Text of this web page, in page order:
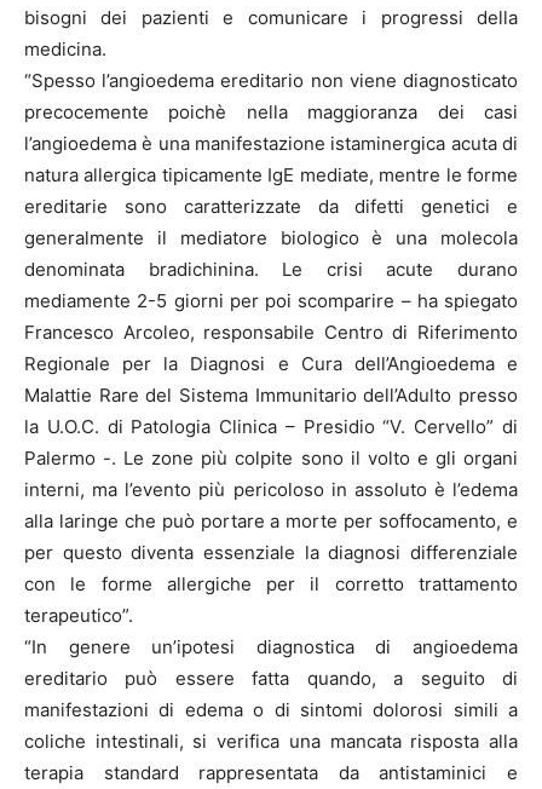
bisogni dei pazienti e comunicare i progressi della
medicina.
“Spesso l’angioedema ereditario non viene diagnosticato
precocemente poichè nella maggioranza dei casi
l’angioedema è una manifestazione istaminergica acuta di
natura allergica tipicamente IgE mediate, mentre le forme
ereditarie sono caratterizzate da difetti genetici e
generalmente il mediatore biologico è una molecola
denominata bradichinina. Le crisi acute durano
mediamente 2-5 giorni per poi scomparire – ha spiegato
Francesco Arcoleo, responsabile Centro di Riferimento
Regionale per la Diagnosi e Cura dell’Angioedema e
Malattie Rare del Sistema Immunitario dell’Adulto presso
la U.O.C. di Patologia Clinica – Presidio “V. Cervello” di
Palermo -. Le zone più colpite sono il volto e gli organi
interni, ma l’evento più pericoloso in assoluto è l’edema
alla laringe che può portare a morte per soffocamento, e
per questo diventa essenziale la diagnosi differenziale
con le forme allergiche per il corretto trattamento
terapeutico”.
“In genere un’ipotesi diagnostica di angioedema
ereditario può essere fatta quando, a seguito di
manifestazioni di edema o di sintomi dolorosi simili a
coliche intestinali, si verifica una mancata risposta alla
terapia standard rappresentata da antistaminici e